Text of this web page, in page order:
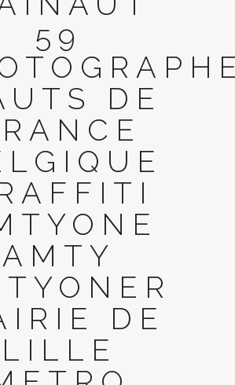
59
DE
AMTY
DE
LILLE